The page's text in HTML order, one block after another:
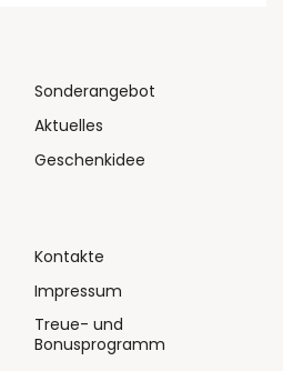
Sonderangebot
Aktuelles
Geschenkidee
Kontakte
Impressum
Treue- und
Bonusprogramm